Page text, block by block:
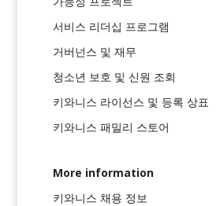
서비스 리더십 프로그램
거버넌스 및 재무
청소년 보호 및 신원 조회
키와니스 라이선스 및 등록 상표
키와니스 패밀리 스토어
More information
키와니스 채용 정보